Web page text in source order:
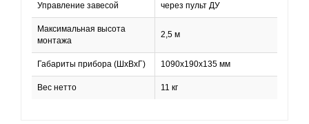
Управление завесой через пульт ДУ
Максимальная высота
монтажа
2,5 м
Габариты прибора (ШхВхГ) 1090х190х135 мм
Вес нетто 11 кг